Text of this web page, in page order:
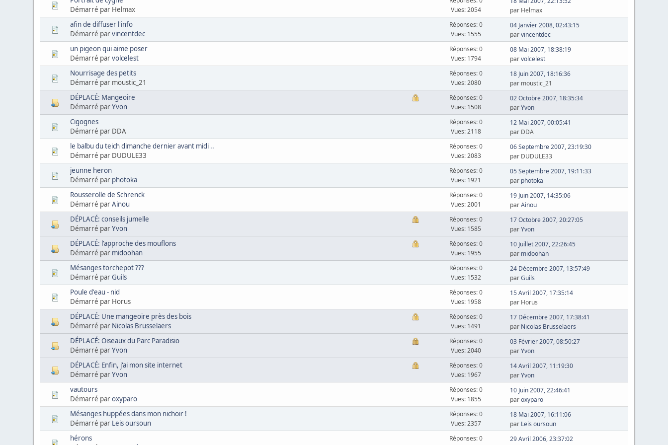
Démarré par Helmax
Vues: 2054
par Helmax
afin de diffuser l'info
Démarré parvincentdec
Réponses: 0
Vues: 1555
04 Janvier 2008, 02:43:15
parvincentdec
un pigeon qui aime poser
Démarré parvolcelest
Réponses: 0
Vues: 1794
08 Mai 2007, 18:38:19
parvolcelest
Nourrisage des petits
Démarré par moustic_21
Réponses: 0
Vues: 2080
18 Juin 2007, 18:16:36
par moustic_21
DÉPLACÉ: Mangeoire
Démarré parYvon
Réponses: 0
Vues: 1508
02 Octobre 2007, 18:35:34
parYvon
Cigognes
Démarré par DDA
Réponses: 0
Vues: 2118
12 Mai 2007, 00:05:41
par DDA
le balbu du teich dimanche dernier avant midi ..
Démarré par DUDULE33
Réponses: 0
Vues: 2083
06 Septembre 2007, 23:19:30
par DUDULE33
jeunne heron
Démarré par photoka
Réponses: 0
Vues: 1921
05 Septembre 2007, 19:11:33
par photoka
Rousserolle de Schrenck
Démarré parAinou
Réponses: 0
Vues: 2001
19 Juin 2007, 14:35:06
parAinou
DÉPLACÉ: conseils jumelle
Démarré parYvon
Réponses: 0
Vues: 1585
17 Octobre 2007, 20:27:05
parYvon
DÉPLACÉ: l'approche des mouflons
Démarré par midoohan
Réponses: 0
Vues: 1955
10 Juillet 2007, 22:26:45
par midoohan
Mésanges torchepot ???
Démarré parGuils
Réponses: 0
Vues: 1532
24 Décembre 2007, 13:57:49
parGuils
Poule d'eau - nid
Démarré par Horus
Réponses: 0
Vues: 1958
15 Avril 2007, 17:35:14
par Horus
DÉPLACÉ: Une mangeoire près des bois
Démarré par Nicolas Brusselaers
Réponses: 0
Vues: 1491
17 Décembre 2007, 17:38:41
par Nicolas Brusselaers
DÉPLACÉ: Oiseaux du Parc Paradisio
Démarré parYvon
Réponses: 0
Vues: 2040
03 Février 2007, 08:50:27
parYvon
DÉPLACÉ: Enfin, j'ai mon site internet
Démarré parYvon
Réponses: 0
Vues: 1967
14 Avril 2007, 11:19:30
parYvon
vautours
Démarré paroxyparo
Réponses: 0
Vues: 1855
10 Juin 2007, 22:46:41
paroxyparo
Mésanges huppées dans mon nichoir !
Démarré par Leis oursoun
Réponses: 0
Vues: 2357
18 Mai 2007, 16:11:06
par Leis oursoun
hérons
Réponses: 0
29 Avril 2006, 23:37:02